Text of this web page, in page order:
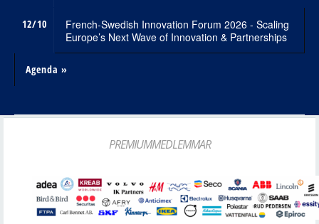
12/10
French-Swedish Innovation Forum 2026 - Scaling
Europe’s Next Wave of Innovation & Partnerships
Agenda »
PREMIUMMEDLEMMAR